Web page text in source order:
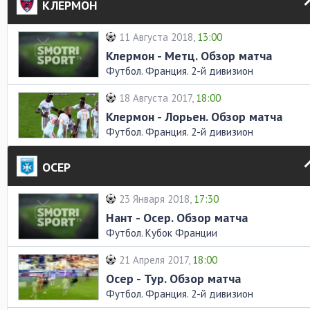
КЛЕРМОН
11 Августа 2018, 13:00
Клермон - Метц. Обзор матча
Футбол. Франция. 2-й дивизион
18 Августа 2017, 18:00
Клермон - Лорьен. Обзор матча
Футбол. Франция. 2-й дивизион
ОСЕР
23 Января 2018, 17:30
Нант - Осер. Обзор матча
Футбол. Кубок Франции
21 Апреля 2017, 18:00
Осер - Тур. Обзор матча
Футбол. Франция. 2-й дивизион